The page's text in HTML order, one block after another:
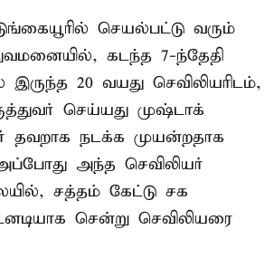
செயல்பட்டு வரும்
கடந்த 7-ந்தேதி
20 வயது செவிலியரிடம்,
செய்யது முஷ்டாக்
தவறாக நடக்க முயன்றதாக
அப்போது அந்த செவிலியர்
சத்தம் கேட்டு சக
சென்று செவிலியரை